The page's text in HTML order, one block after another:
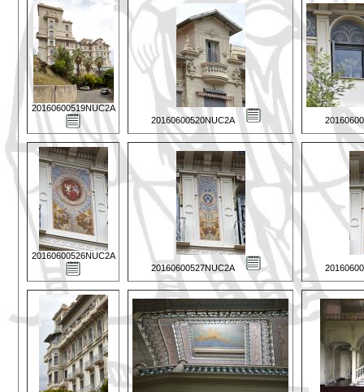
20160600519NUC2A
20160600520NUC2A
20160600526NUC2A
20160600527NUC2A